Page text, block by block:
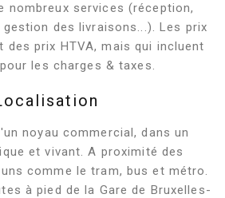
nombreux services (réception,
des livraisons...). Les prix
des prix HTVA, mais qui incluent
les charges & taxes.
noyau commercial, dans un
et vivant. A proximité des
comme le tram, bus et métro.
à pied de la Gare de Bruxelles-